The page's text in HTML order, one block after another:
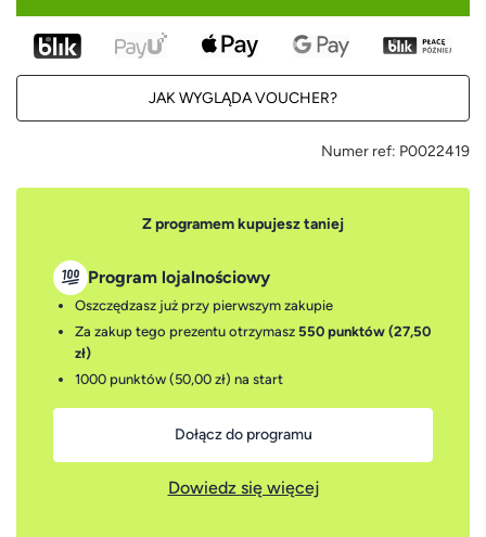
JAK WYGLĄDA VOUCHER?
Numer ref: P0022419
Z programem kupujesz taniej
Program lojalnościowy
Oszczędzasz już przy pierwszym zakupie
Za zakup tego prezentu otrzymasz 550 punktów (27,50
zł)
1000 punktów (50,00 zł) na start
Dołącz do programu
Dowiedz się więcej